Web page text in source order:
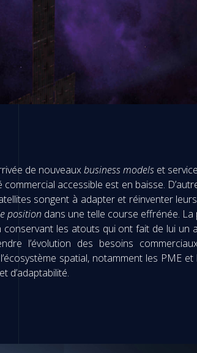
de nouveauxbusiness modelset
accessible est en baisse.
songent à adapter et réinventer
position dans une telle course effrénée. La
les atouts qui ont fait de lui un
l’évolution des besoins
spatial, notamment les PME
d’adaptabilité.